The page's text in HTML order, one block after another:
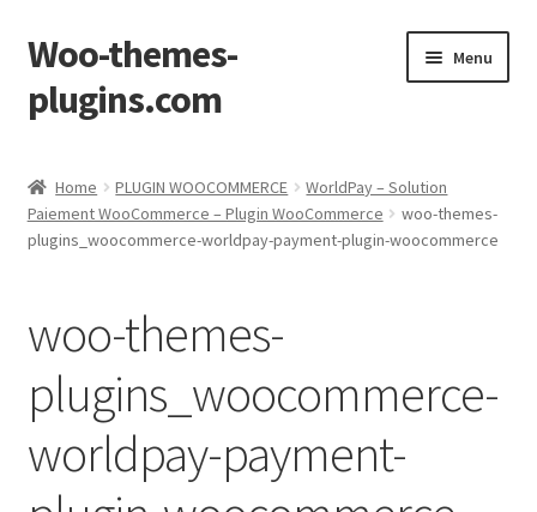
Skip
to
navigation
Skip
to
content
Woo-themes-
plugins.com
Menu
Home PLUGIN WOOCOMMERCE
WorldPay – Solution
Paiement WooCommerce – Plugin WooCommerce
woo-themes-
plugins_woocommerce-worldpay-payment-plugin-woocommerce
woo-themes-
plugins_woocommerce-
worldpay-payment-